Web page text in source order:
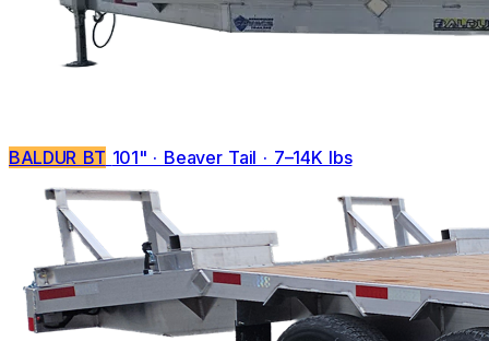
BALDUR BT 101" · Beaver Tail · 7–14K lbs